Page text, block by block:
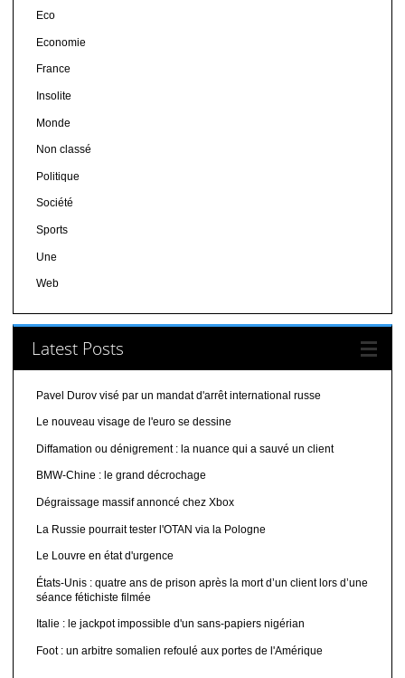
Eco
Economie
France
Insolite
Monde
Non classé
Politique
Société
Sports
Une
Web
Latest Posts
Pavel Durov visé par un mandat d'arrêt international russe
Le nouveau visage de l'euro se dessine
Diffamation ou dénigrement : la nuance qui a sauvé un client
BMW-Chine : le grand décrochage
Dégraissage massif annoncé chez Xbox
La Russie pourrait tester l'OTAN via la Pologne
Le Louvre en état d'urgence
États-Unis : quatre ans de prison après la mort d’un client lors d’une
séance fétichiste filmée
Italie : le jackpot impossible d'un sans-papiers nigérian
Foot : un arbitre somalien refoulé aux portes de l'Amérique